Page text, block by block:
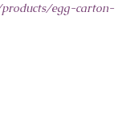
egg-carton-